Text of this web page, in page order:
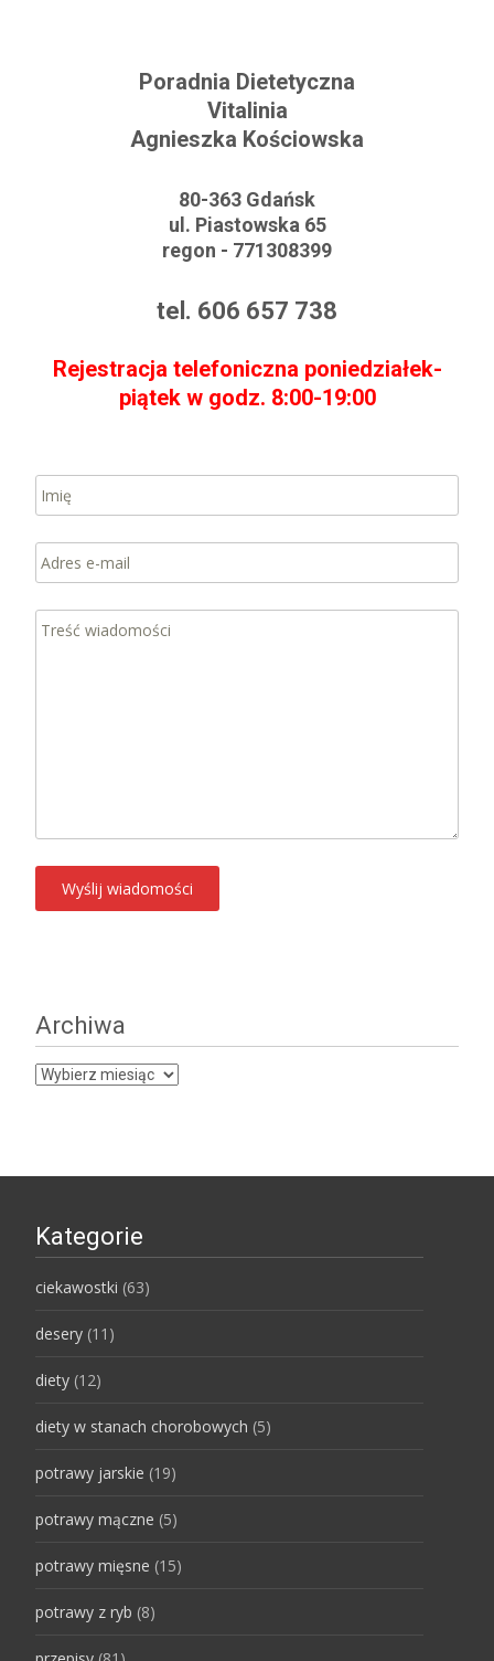
Poradnia Dietetyczna
Vitalinia
Agnieszka Kościowska
80-363 Gdańsk
ul. Piastowska 65
regon - 771308399
tel. 606 657 738
Rejestracja telefoniczna poniedziałek-
piątek w godz. 8:00-19:00
Archiwa
Archiwa
Kategorie
ciekawostki (63)
desery (11)
diety (12)
diety w stanach chorobowych (5)
potrawy jarskie (19)
potrawy mączne (5)
potrawy mięsne (15)
potrawy z ryb (8)